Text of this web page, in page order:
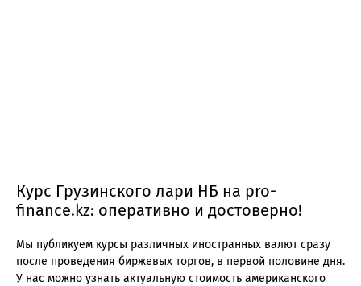
Курс Грузинского лари НБ на pro-
finance.kz: оперативно и достоверно!
Мы публикуем курсы различных иностранных валют сразу
после проведения биржевых торгов, в первой половине дня.
У нас можно узнать актуальную стоимость американского